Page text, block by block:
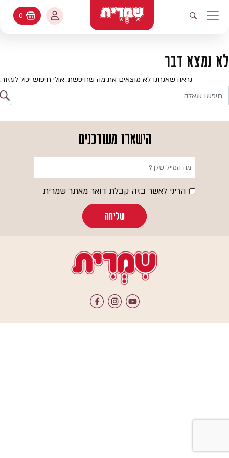
ניווט ראשי
פתיחת חיפוש
עולמות האפיה
מתכונים
קטלוג המוצרים
שאלות ותשובות
החשבון שלי
החשבון שלי
היסטורית הזמנות
עדכן סיסמה
עגלת קניות
0
לא נמצא דבר
נראה שאנחנו לא מוצאים את מה שחיפשת. אולי חיפוש יכול לעזור.
הישארו מעודכנים
הריני לאשר בזה קבלת דואר מאתר שמרית
שליחה